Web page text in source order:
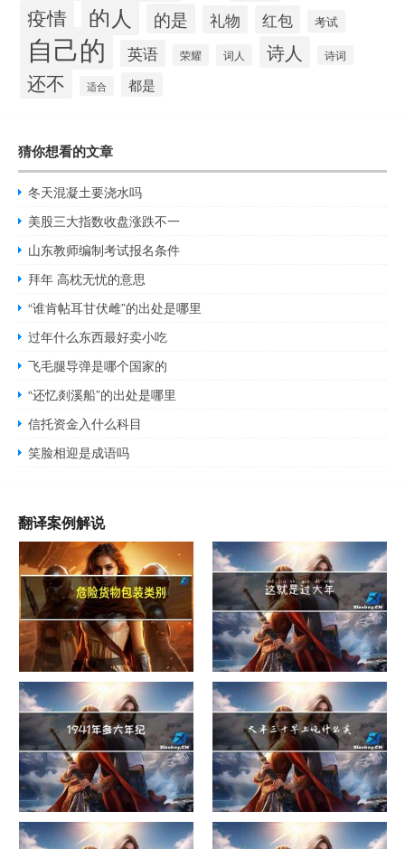
疫情 的人 的是 礼物 红包 考试
自己的 英语 荣耀 词人 诗人 诗词
还不 适合 都是
猜你想看的文章
冬天混凝土要浇水吗
美股三大指数收盘涨跌不一
山东教师编制考试报名条件
拜年 高枕无忧的意思
“谁肯帖耳甘伏雌”的出处是哪里
过年什么东西最好卖小吃
飞毛腿导弹是哪个国家的
“还忆剡溪船”的出处是哪里
信托资金入什么科目
笑脸相迎是成语吗
翻译案例解说
危险货物包装类别 这就是过大年
1941年多大年纪 大年三十早上吃什么美白